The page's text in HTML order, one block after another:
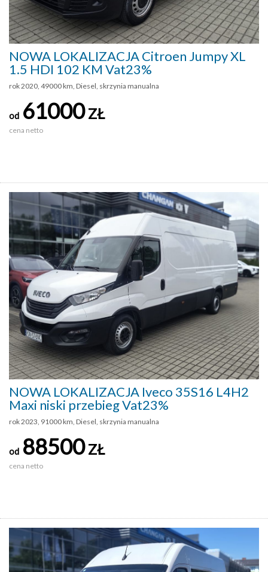
NOWA LOKALIZACJA Citroen Jumpy XL
1.5 HDI 102 KM Vat23%
rok 2020, 49000 km, Diesel, skrzynia manualna
od 61000ZŁ
cena netto
NOWA LOKALIZACJA Iveco 35S16 L4H2
Maxi niski przebieg Vat23%
rok 2023, 91000 km, Diesel, skrzynia manualna
od 88500ZŁ
cena netto